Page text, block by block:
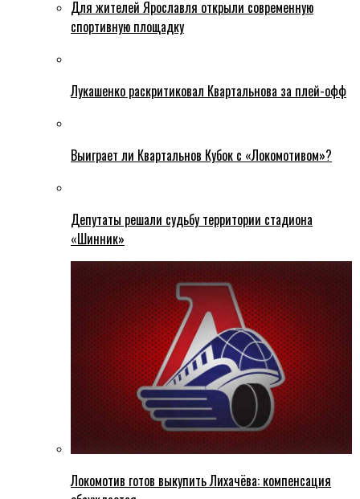
Для жителей Ярославля открыли современную
спортивную площадку
Лукашенко раскритиковал Квартальнова за плей-офф
Выиграет ли Квартальнов Кубок с «Локомотивом»?
Депутаты решали судьбу территории стадиона
«Шинник»
Локомотив готов выкупить Лихачёва: компенсация